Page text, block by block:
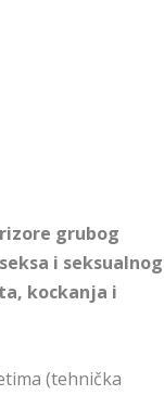
grubog
i seksualnog
kockanja i
(tehnička